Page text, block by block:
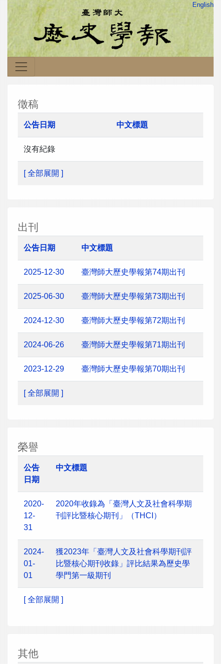
English
徵稿
公告日期 中文標題
沒有紀錄
[ 全部展開 ]
出刊
公告日期 中文標題
2025-12-30 臺灣師大歷史學報第74期出刊
2025-06-30 臺灣師大歷史學報第73期出刊
2024-12-30 臺灣師大歷史學報第72期出刊
2024-06-26 臺灣師大歷史學報第71期出刊
2023-12-29 臺灣師大歷史學報第70期出刊
[ 全部展開 ]
榮譽
公告
日期
中文標題
2020-
12-
31
2020年收錄為「臺灣人文及社會科學期
刊評比暨核心期刊」（THCI）
2024-
01-
01
獲2023年「臺灣人文及社會科學期刊評
比暨核心期刊收錄」評比結果為歷史學
學門第一級期刊
[ 全部展開 ]
其他